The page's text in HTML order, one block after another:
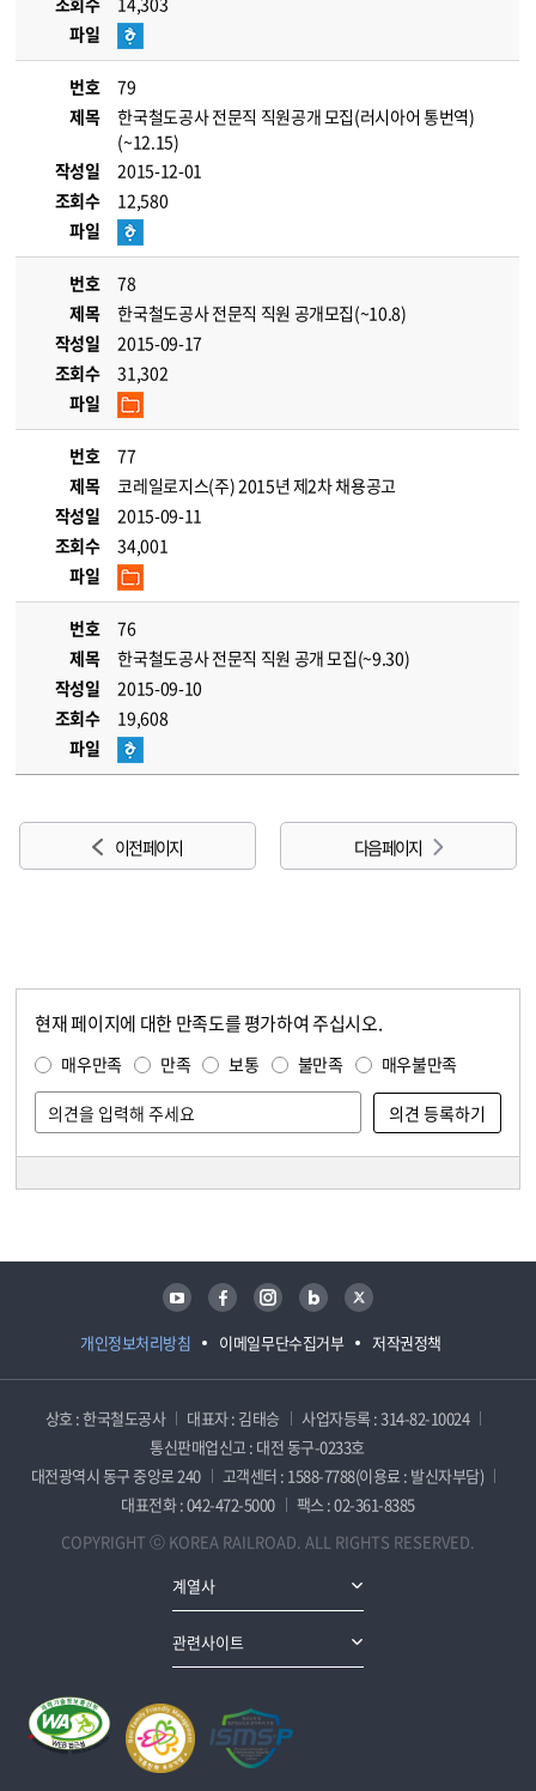
파일
번호
79
제목
한국철도공사 전문직 직원공개 모집(러시아어 통번역)
(~12.15)
작성일
2015-12-01
조회수
12,580
파일
번호
78
제목
한국철도공사 전문직 직원 공개모집(~10.8)
작성일
2015-09-17
조회수
31,302
파일
번호
77
제목
코레일로지스(주) 2015년 제2차 채용공고
작성일
2015-09-11
조회수
34,001
파일
번호
76
제목
한국철도공사 전문직 직원 공개 모집(~9.30)
작성일
2015-09-10
조회수
19,608
파일
이전 페이지 다음 페이지
현재 페이지에 대한 만족도를 평가하여 주십시오.
매우만족 만족 보통 불만족 매우불만족
개인정보처리방침 이메일무단수집거부 저작권정책
유튜브 페이스북 인스타그램 블로그 트위터
상호 : 한국철도공사 대표자 : 김태승
사업자등록 : 314-82-10024
통신판매업신고 : 대전 동구-0233호
대전광역시 동구 중앙로 240
고객센터 : 1588-7788(이용료 : 발신자부담)
대표전화 : 042-472-5000
팩스 : 02-361-8385
COPYRIGHT ⓒ KOREA RAILROAD. ALL RIGHTS RESERVED.
계열사
관련사이트